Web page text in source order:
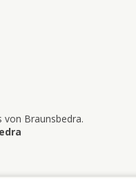
von Braunsbedra.